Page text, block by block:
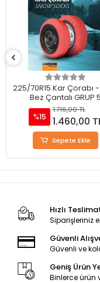
225/70R15 Kar Çorabı
Bez Çantalı GRUP 5
%15
1.716,00 TL
1.460,00
Sepete Ekle
Hızlı
Siparişleriniz
Güvenli
Güvenli ve
Geniş Ürün
Binlerce ürün